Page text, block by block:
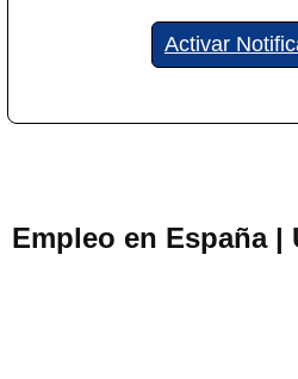
Activar
Empleo en España |